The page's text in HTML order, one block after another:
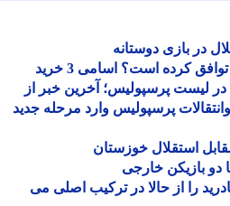
بازی دوستانه
پرسپولیس با کدام بازیکنان توافق کرده است؟ اسامی 3 خرید
لیست پرسپولیس؛ آخرین خبر از
پرسپولیس وارد مرحله جدید
استقلال خوزستان
بازیکن خارجی
را از حالا در ترکیب اصلی می